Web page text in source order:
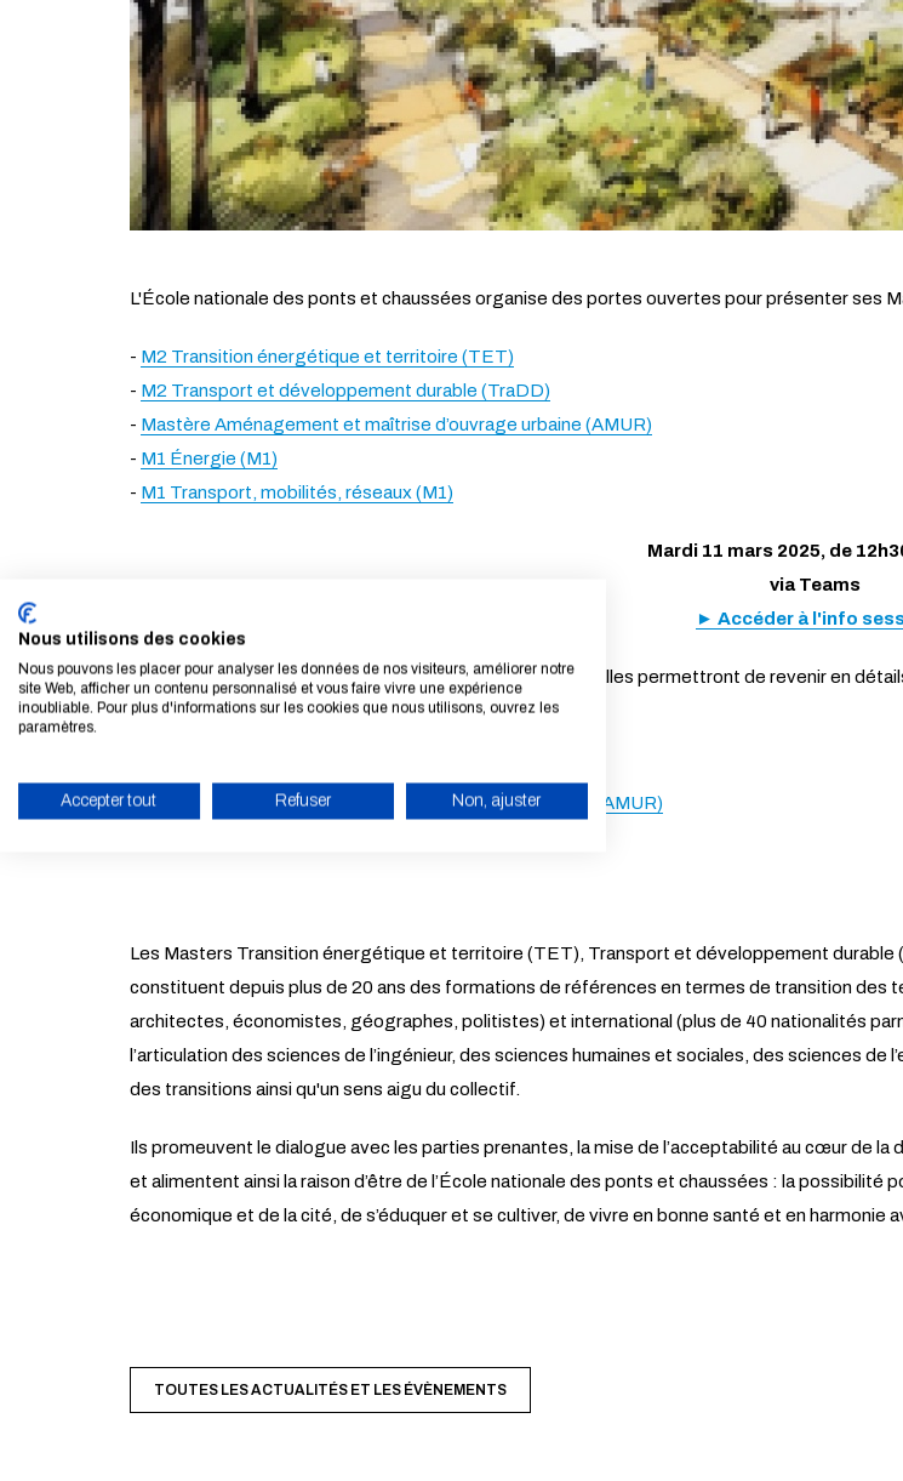
L'École nationale des ponts et chaussées organise des portes ouvertes pour présenter ses
- M2 Transition énergétique et territoire (TET)
- M2 Transport et développement durable (TraDD)
- Mastère Aménagement et maîtrise d’ouvrage urbaine (AMUR)
- M1 Énergie (M1)
- M1 Transport, mobilités, réseaux (M1)
Mardi 11 mars 2025, de
via Teams
► Accéder à l'info
Après une présentation commune de ces formations, 4 salles permettront de revenir en
►Mastère Aménagement et maîtrise d’ouvrage urbaine (AMUR)
Les Masters Transition énergétique et territoire (TET), Transport et développement durable
constituent depuis plus de 20 ans des formations de références en termes de transition des
architectes, économistes, géographes, politistes) et international (plus de 40 nationalités
l’articulation des sciences de l’ingénieur, des sciences humaines et sociales, des sciences
des transitions ainsi qu'un sens aigu du collectif.
Ils promeuvent le dialogue avec les parties prenantes, la mise de l’acceptabilité au cœur de
et alimentent ainsi la raison d’être de l’École nationale des ponts et chaussées : la possibilité
économique et de la cité, de s’éduquer et se cultiver, de vivre en bonne santé et en harmonie
TOUTES LES ACTUALITÉS ET LES ÉVÈNEMENTS
Nous utilisons des cookies
Nous pouvons les placer pour analyser les données de nos visiteurs, améliorer notre
site Web, afficher un contenu personnalisé et vous faire vivre une expérience
inoubliable. Pour plus d'informations sur les cookies que nous utilisons, ouvrez les
paramètres.
Accepter tout Refuser Non, ajuster